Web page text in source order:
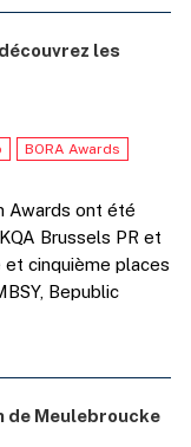
les
BORA Awards
Awards ont été
Brussels PR et
et cinquième places
Bepublic
de Meulebroucke